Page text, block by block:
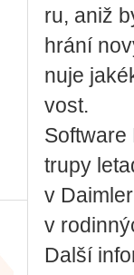
ru, aniž
hrá­ní
nu­je
vost.
Soft­ware
trupy
v
v
Další